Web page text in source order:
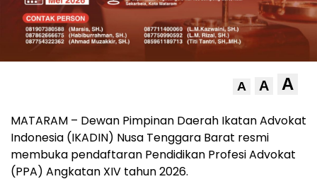
A A A
MATARAM – Dewan Pimpinan Daerah Ikatan Advokat
Indonesia (IKADIN) Nusa Tenggara Barat resmi
membuka pendaftaran Pendidikan Profesi Advokat
(PPA) Angkatan XIV tahun 2026.